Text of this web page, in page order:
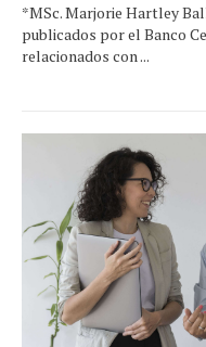
*MSc. Marjorie Hartley
publicados por el Banco
relacionados con ...